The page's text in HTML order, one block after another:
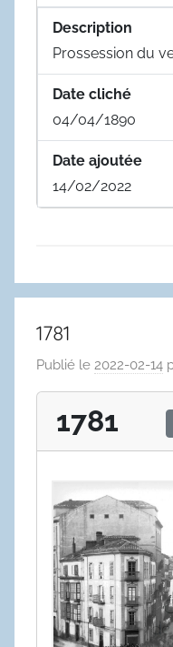
Description
Prossession du
Date cliché
04/04/1890
Date ajoutée
14/02/2022
1781
Publié le 2022-02-14
1781